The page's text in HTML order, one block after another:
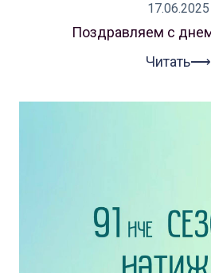
17.06.2025
Поздравляем с
Читать⟶